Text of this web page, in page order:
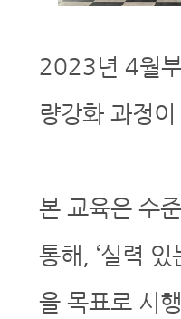
2023년 4월
량강화 과정
본 교육은 수
통해, ‘실력
을 목표로 시